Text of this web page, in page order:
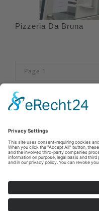
Pizzeria Da Bruna
Afdruk|Privacybeleid|
E: